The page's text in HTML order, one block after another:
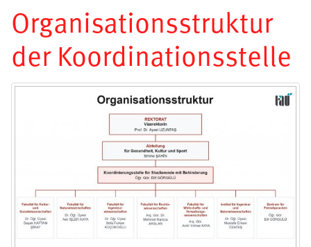
Organisationsstruktur
der Koordinationsstelle